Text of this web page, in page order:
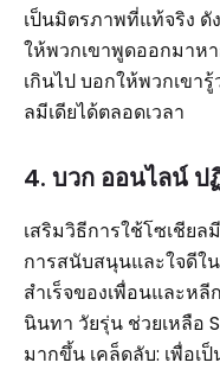
เป็นมิตรภาพที่แท้จริง ดั
ให้พวกเขาพูดออกมาห
เกินไป บอกให้พวกเขา
ลมีเดียได้ตลอดเวลา
4. บวก ออนไลน์
เสริมวิธีการใช้โซเชีย
การสนับสนุนและใจดีใ
สำเร็จของเพื่อนและหลี
นินทา วัยรุ่น ช่วยเหลือ
มากขึ้น เคล็ดลับ: เพื่อเ